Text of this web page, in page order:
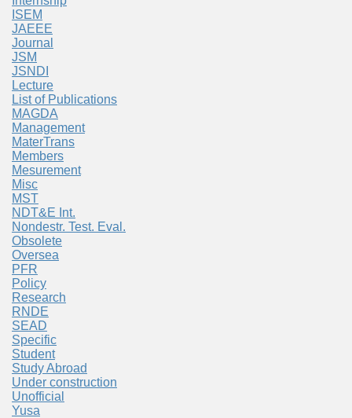
ISEM
JAEEE
Journal
JSM
JSNDI
Lecture
List of Publications
MAGDA
Management
MaterTrans
Members
Mesurement
Misc
MST
NDT&E Int.
Nondestr. Test. Eval.
Obsolete
Oversea
PFR
Policy
Research
RNDE
SEAD
Specific
Student
Study Abroad
Under construction
Unofficial
Yusa